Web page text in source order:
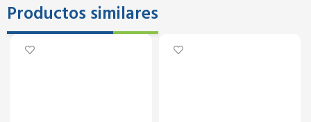
Productos similares